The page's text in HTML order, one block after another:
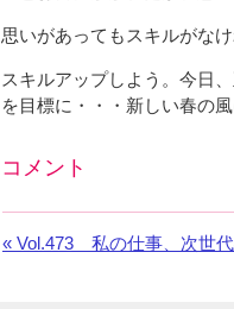
思いがあってもスキルがな
スキルアップしよう。今日
を目標に・・・新しい春の
コメント
コ
« 前
Vol.473 私の仕事、次世